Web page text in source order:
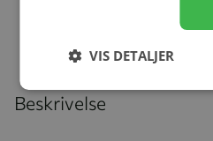
Beskrivelse
VIS DETALJER